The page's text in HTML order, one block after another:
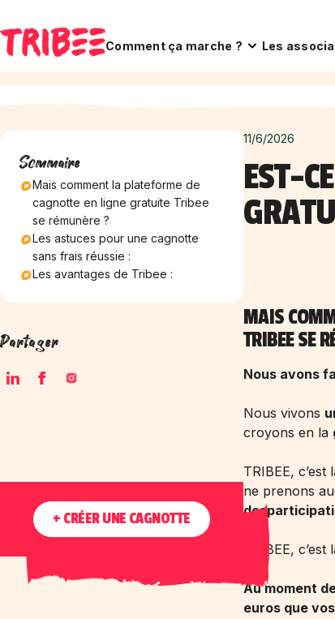
Comment ça marche ? Les
Sommaire
Mais comment la plateforme de
cagnotte en ligne gratuite Tribee
se rémunère ?
Les astuces pour une cagnotte
sans frais réussie :
Les avantages de Tribee :
Partager
+ CRÉER UNE CAGNOTTE
11/6/2026
EST-
MAIS
TRIBEE SE
Nous avons
Nous vivons
croyons en la
TRIBEE,
ne prenons
TRIBEE,
Au moment
euros que